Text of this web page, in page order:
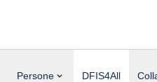
Persone DFIS4All